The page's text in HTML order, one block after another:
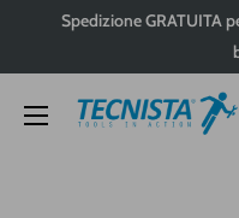
Spedizione GRATUITA
Tecnista